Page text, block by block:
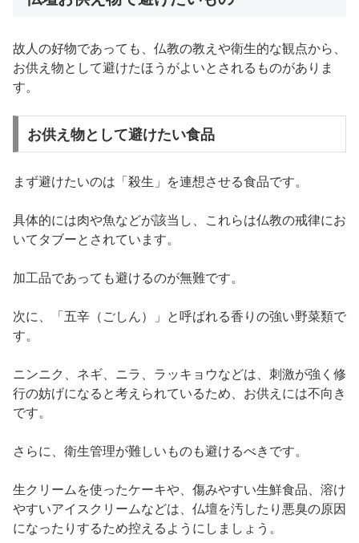
故人の好物であっても、仏教の教えや衛生的な観点から、
お供え物として避けたほうがよいとされるものがありま
す。
お供え物として避けたい食品
まず避けたいのは「殺生」を連想させる食品です。
具体的には肉や魚などが該当し、これらは仏教の戒律にお
いてタブーとされています。
加工品であっても避けるのが無難です。
次に、「五辛（ごしん）」と呼ばれる香りの強い野菜類で
す。
ニンニク、ネギ、ニラ、ラッキョウなどは、刺激が強く修
行の妨げになると考えられているため、お供えには不向き
です。
さらに、衛生管理が難しいものも避けるべきです。
生クリームを使ったケーキや、傷みやすい生鮮食品、溶け
やすいアイスクリームなどは、仏壇を汚したり悪臭の原因
になったりするため控えるようにしましょう。